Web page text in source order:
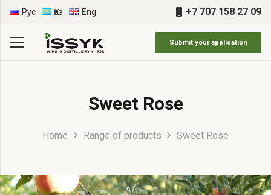
Рус Қаз Eng +7 707 158 27 09
Submit your application
Sweet Rose
Home Range of products Sweet Rose